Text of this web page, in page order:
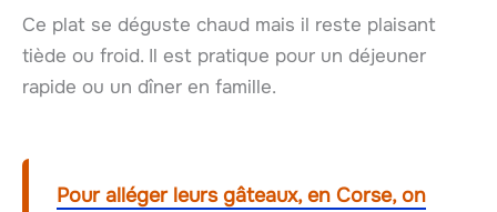
Ce plat se déguste chaud mais il reste plaisant
tiède ou froid. Il est pratique pour un déjeuner
rapide ou un dîner en famille.
Pour alléger leurs gâteaux, en Corse, on